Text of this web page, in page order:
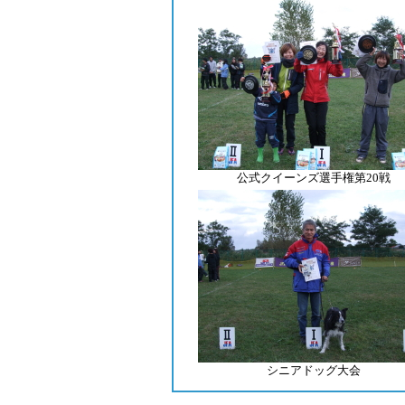
公式クイーンズ選手権第20戦
シニアドッグ大会